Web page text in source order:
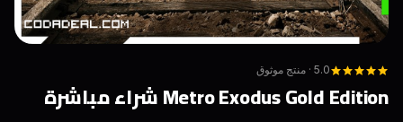
5.0 · منتج موثوق
Metro Exodus Gold Edition شراء مباشرة